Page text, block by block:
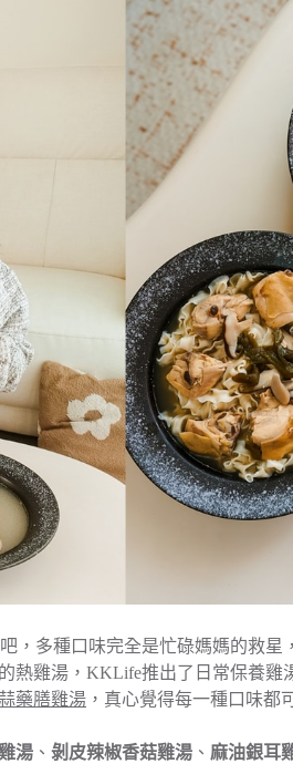
，多種口味完全是忙碌媽媽的救星
熱雞湯，KKLife推出了日常保養雞
藥膳雞湯 ，真心覺得每一種口味都
湯 、 剝皮辣椒香菇雞湯 、 麻油銀耳